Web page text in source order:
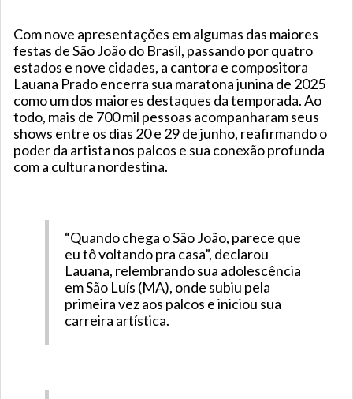
Com nove apresentações em algumas das maiores
festas de São João do Brasil, passando por quatro
estados e nove cidades, a cantora e compositora
Lauana Prado encerra sua maratona junina de 2025
como um dos maiores destaques da temporada. Ao
todo, mais de 700 mil pessoas acompanharam seus
shows entre os dias 20 e 29 de junho, reafirmando o
poder da artista nos palcos e sua conexão profunda
com a cultura nordestina.
“Quando chega o São João, parece que
eu tô voltando pra casa”, declarou
Lauana, relembrando sua adolescência
em São Luís (MA), onde subiu pela
primeira vez aos palcos e iniciou sua
carreira artística.